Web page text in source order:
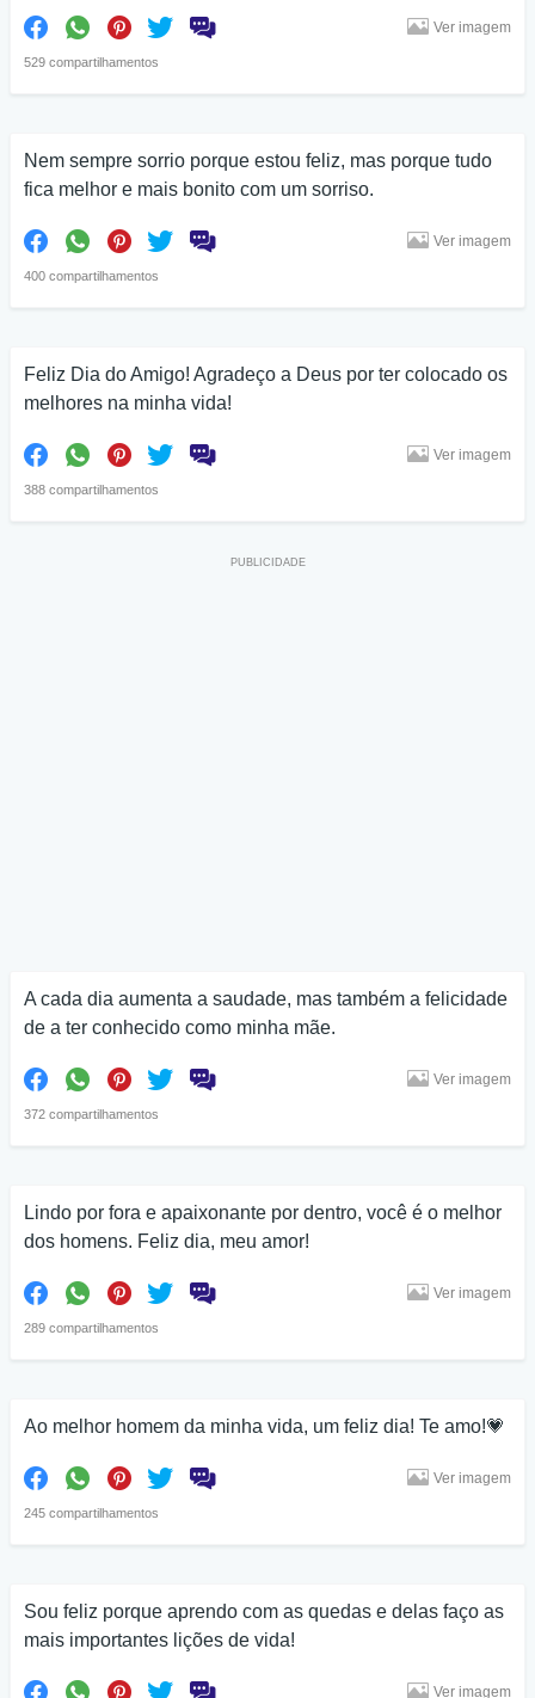
529 compartilhamentos
Ver imagem
Nem sempre sorrio porque estou feliz, mas porque tudo
fica melhor e mais bonito com um sorriso.
400 compartilhamentos
Ver imagem
Feliz Dia do Amigo! Agradeço a Deus por ter colocado os
melhores na minha vida!
388 compartilhamentos
Ver imagem
A cada dia aumenta a saudade, mas também a felicidade
de a ter conhecido como minha mãe.
372 compartilhamentos
Ver imagem
Lindo por fora e apaixonante por dentro, você é o melhor
dos homens. Feliz dia, meu amor!
289 compartilhamentos
Ver imagem
Ao melhor homem da minha vida, um feliz dia! Te amo!💗
245 compartilhamentos
Ver imagem
Sou feliz porque aprendo com as quedas e delas faço as
mais importantes lições de vida!
Ver imagem